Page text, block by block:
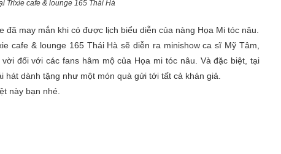
Trixie cafe & lounge 165 Thái Hà
may mắn khi có được lịch biểu diễn của nàng Họa Mi tóc nâu.
cafe & lounge 165 Thái Hà sẽ diễn ra minishow ca sĩ Mỹ Tâm,
đối với các fans hâm mộ của Họa mi tóc nâu. Và đặc biệt, tại
dành tặng như một món quà gửi tới tất cả khán giả.
này bạn nhé.